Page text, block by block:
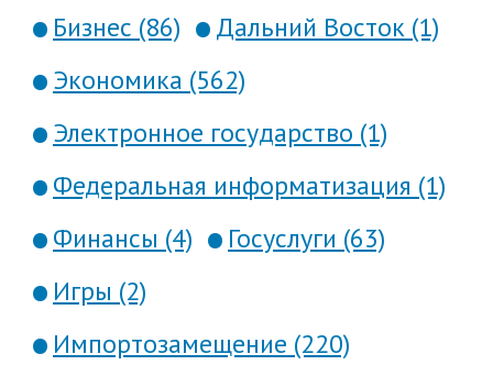
Бизнес (86)
Дальний Восток (1)
Экономика (562)
Электронное государство (1)
Федеральная информатизация (1)
Финансы (4)
Госуслуги (63)
Игры (2)
Импортозамещение (220)